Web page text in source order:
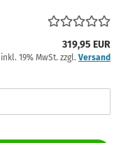
319,95 EUR
inkl. 19% MwSt. zzgl. Versand